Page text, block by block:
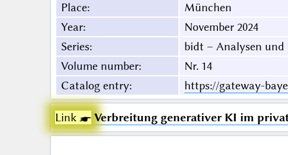
Place:
München
Year:
November 2024
Series:
bidt – Analysen und
Volume number:
Nr. 14
Catalog entry: https://gateway-
Link ☛ Verbreitung generativer KI im